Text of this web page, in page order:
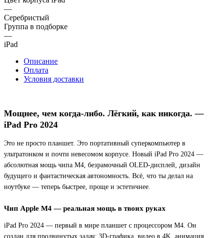
—
Серебристый
Группа в подборке
—
iPad
Описание
Оплата
Условия доставки
Мощнее, чем когда-либо. Лёгкий, как никогда. —
iPad Pro 2024
Это не просто планшет. Это портативный суперкомпьютер в
ультратонком и почти невесомом корпусе. Новый iPad Pro 2024 —
абсолютная мощь чипа M4, безрамочный OLED-дисплей, дизайн
будущего и фантастическая автономность. Всё, что ты делал на
ноутбуке — теперь быстрее, проще и эстетичнее.
Чип Apple M4 — реальная мощь в твоих руках
iPad Pro 2024 — первый в мире планшет с процессором M4. Он
создан для продвинутых задач: 3D-графика, видео в 4K, анимация,